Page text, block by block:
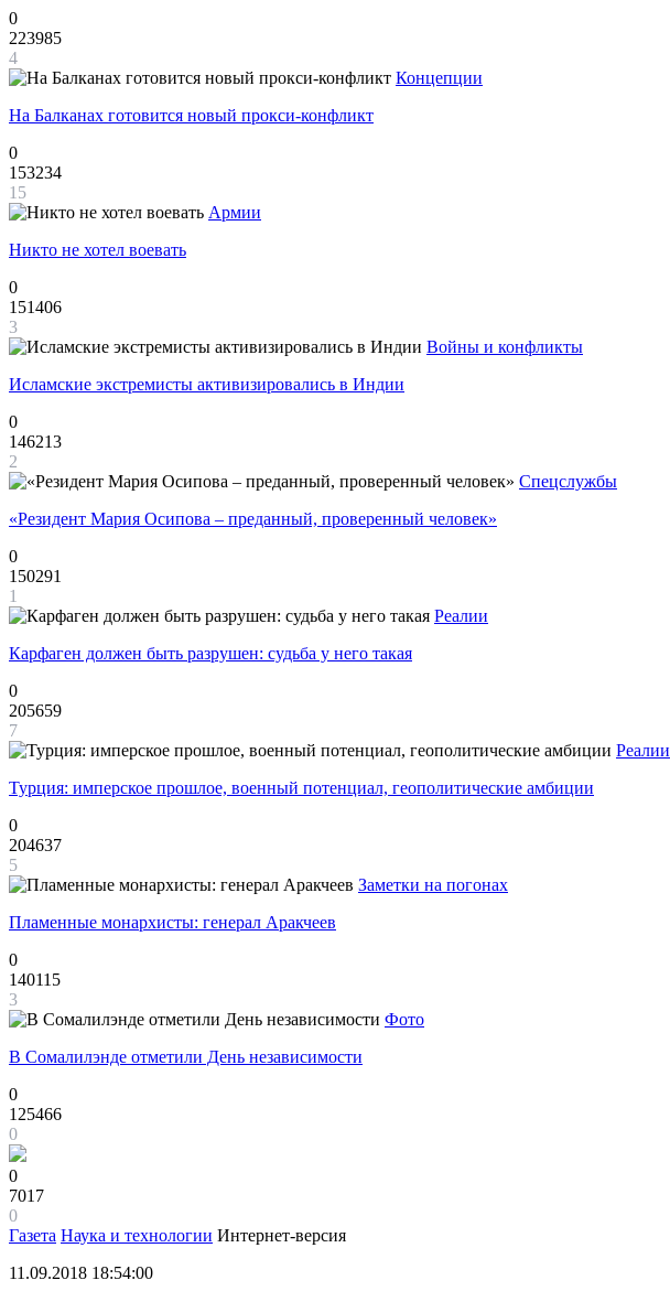
0
223985
4
Концепции
На Балканах готовится новый прокси-конфликт
0
153234
15
Армии
Никто не хотел воевать
0
151406
3
Войны и конфликты
Исламские экстремисты активизировались в Индии
0
146213
2
Спецслужбы
«Резидент Мария Осипова – преданный, проверенный человек»
0
150291
1
Реалии
Карфаген должен быть разрушен: судьба у него такая
0
205659
7
Реалии
Турция: имперское прошлое, военный потенциал, геополитические амбиции
0
204637
5
Заметки на погонах
Пламенные монархисты: генерал Аракчеев
0
140115
3
Фото
В Сомалилэнде отметили День независимости
0
125466
0
0
7017
0
Газета Наука и технологии Интернет-версия
11.09.2018 18:54:00